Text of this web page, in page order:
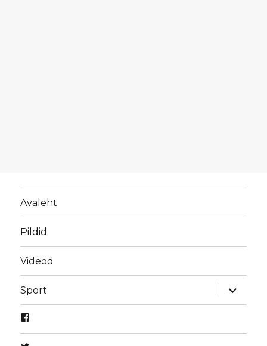
Avaleht
Pildid
Videod
Sport
laienda